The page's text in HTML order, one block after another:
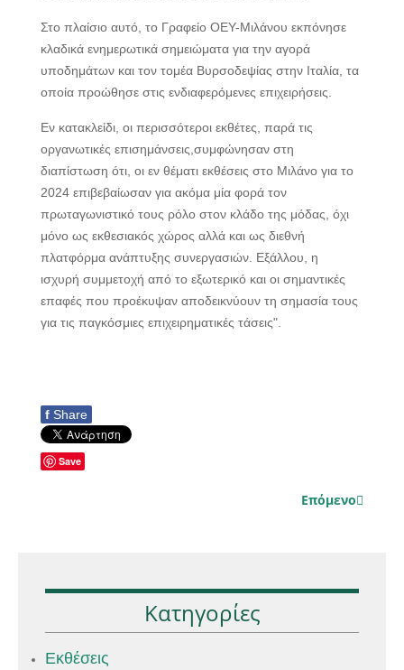
Στο πλαίσιο αυτό, το Γραφείο ΟΕΥ-Μιλάνου εκπόνησε
κλαδικά ενημερωτικά σημειώματα για την αγορά
υποδημάτων και τον τομέα Βυρσοδεψίας στην Ιταλία, τα
οποία προώθησε στις ενδιαφερόμενες επιχειρήσεις.
Εν κατακλείδι, οι περισσότεροι εκθέτες, παρά τις
οργανωτικές επισημάνσεις,συμφώνησαν στη
διαπίστωση ότι, οι εν θέματι εκθέσεις στο Μιλάνο για το
2024 επιβεβαίωσαν για ακόμα μία φορά τον
πρωταγωνιστικό τους ρόλο στον κλάδο της μόδας, όχι
μόνο ως εκθεσιακός χώρος αλλά και ως διεθνή
πλατφόρμα ανάπτυξης συνεργασιών. Εξάλλου, η
ισχυρή συμμετοχή από το εξωτερικό και οι σημαντικές
επαφές που προέκυψαν αποδεικνύουν τη σημασία τους
για τις παγκόσμιες επιχειρηματικές τάσεις".
f Share
Save
Επόμενο
Κατηγορίες
Εκθέσεις